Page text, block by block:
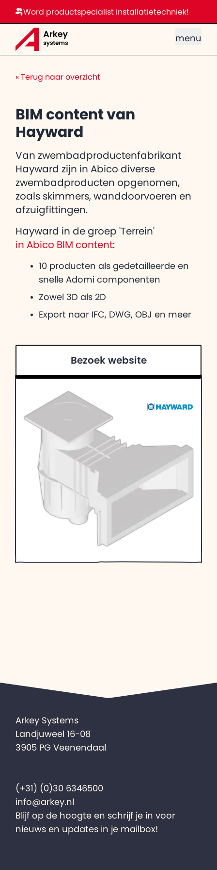
Word productspecialist installatietechniek!
menu
« Terug naar overzicht
BIM content van
Hayward
Van zwembadproductenfabrikant
Hayward zijn in Abico diverse
zwembadproducten opgenomen,
zoals skimmers, wanddoorvoeren en
afzuigfittingen.
Hayward in de groep 'Terrein'
in Abico BIM content:
10 producten als gedetailleerde en
snelle Adomi componenten
Zowel 3D als 2D
Export naar IFC, DWG, OBJ en meer
Bezoek website
Arkey Systems
Landjuweel 16-08
3905 PG Veenendaal
(+31) (0)30 6346500
info@arkey.nl
Blijf op de hoogte en schrijf je in voor
nieuws en updates in je mailbox!